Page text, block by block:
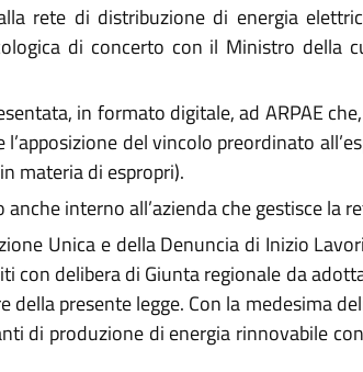
rete di distribuzione di energia
di concerto con il Ministro della
in formato digitale, ad ARPAE
del vincolo preordinato
materia di espropri).
interno all’azienda che gestisce la
Unica e della Denuncia di Inizio
delibera di Giunta regionale da
presente legge. Con la medesima
di produzione di energia rinnovabile